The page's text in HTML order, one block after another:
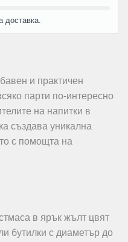
доставка.
и практичен
парти по-интересно
на напитки в
създава уникална
с помощта на
в ярък жълт цвят
бутилки с диаметър до